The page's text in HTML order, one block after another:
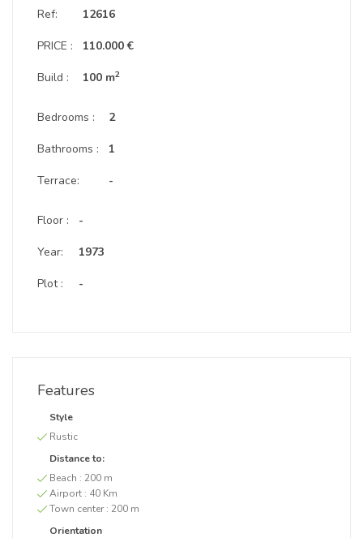
Ref:
PRICE :
Build :
12616
110.000 €
100 m2
Bedrooms :
Bathrooms :
Terrace:
2
1
-
Floor :
Year:
Plot :
-
1973
-
Features
Style
Rustic
Distance to:
Beach : 200 m
Airport : 40 Km
Town center : 200 m
Orientation